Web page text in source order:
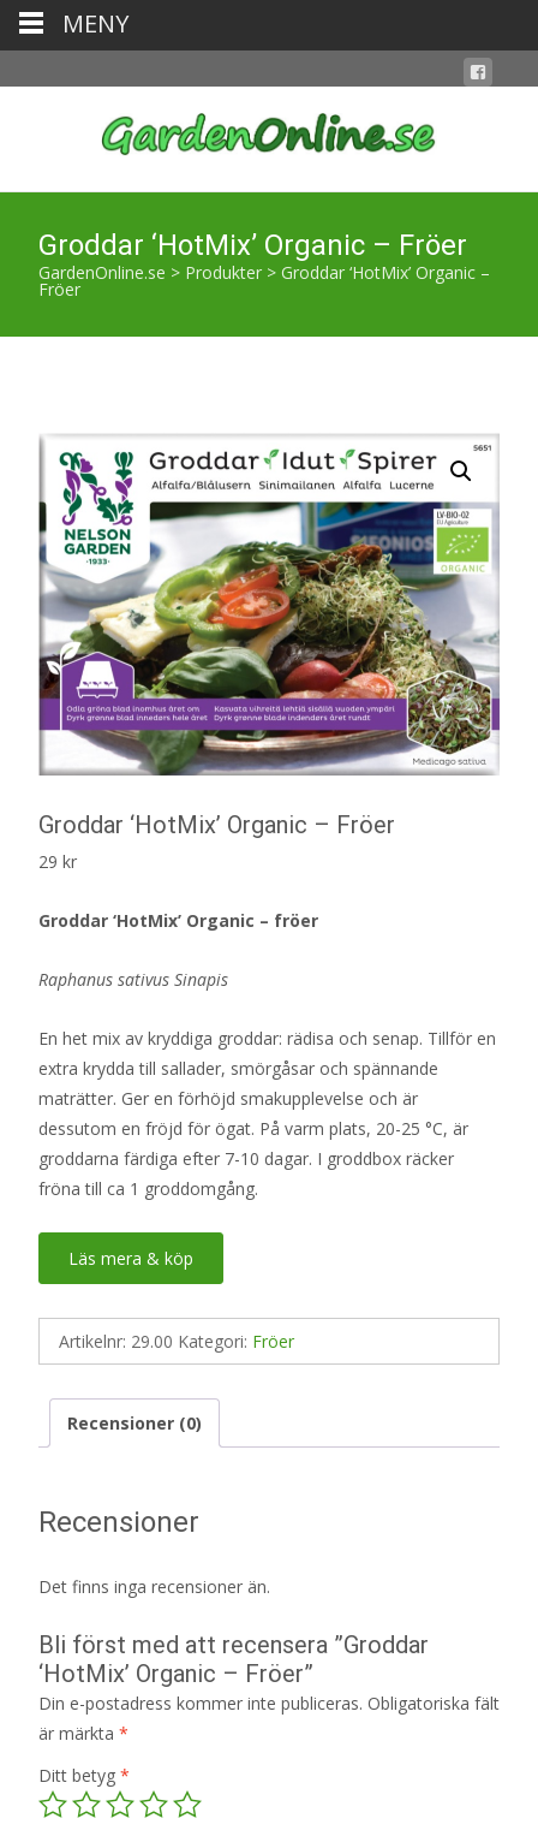
Groddar ‘HotMix’ Organic – Fröer
GardenOnline.se > Produkter > Groddar ‘HotMix’ Organic –
Fröer
Groddar ‘HotMix’ Organic – Fröer
29 kr
Groddar ‘HotMix’ Organic – fröer
Raphanus sativus Sinapis
En het mix av kryddiga groddar: rädisa och senap. Tillför en
extra krydda till sallader, smörgåsar och spännande
maträtter. Ger en förhöjd smakupplevelse och är
dessutom en fröjd för ögat. På varm plats, 20-25 °C, är
groddarna färdiga efter 7-10 dagar. I groddbox räcker
fröna till ca 1 groddomgång.
Läs mera & köp
Artikelnr: 29.00 Kategori: Fröer
Recensioner (0)
Recensioner
Det finns inga recensioner än.
Bli först med att recensera ”Groddar
‘HotMix’ Organic – Fröer”
Din e-postadress kommer inte publiceras. Obligatoriska fält
är märkta *
Ditt betyg *
MENY